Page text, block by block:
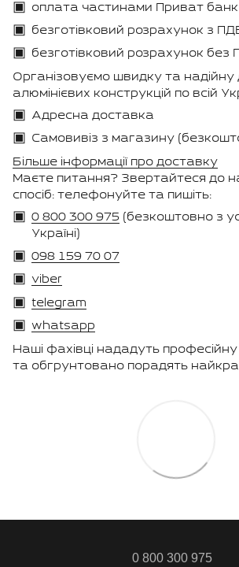
оплата частинами Приват
безготівковий розрахунок з
безготівковий розрахунок без
Організовуємо швидку та надійну
алюмінієвих конструкцій по всій
Адресна доставка
Самовивіз з магазину
Більше інформації про доставку
Маєте питання? Звертайтеся до
спосіб: телефонуйте та пишіть:
0 800 300 975 (безкоштовно з
Україні)
098 159 70 07
viber
telegram
whatsapp
Наші фахівці нададуть
та обгрунтовано порадять
0 800 300 975